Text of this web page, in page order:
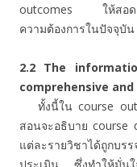
outcomes ให้สอดคล้
ความต้องการในปัจจุบั
2.2 The
comprehensive
ทั้งนี้ใน course
สอนจะอธิบาย course
แต่ละรายวิชาได้ถูกบ
ประเมิน ซึ่งทำให้มั่นใจ